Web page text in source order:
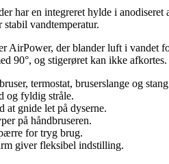
har en integreret hylde i
vandtemperatur.
AirPower, der blander luft i
90°, og stigerøret kan ikke afkortes.
termostat, bruserslange og
og fyldig stråle.
at gnide let på dyserne.
på håndbruseren.
for tryg brug.
giver fleksibel indstilling.